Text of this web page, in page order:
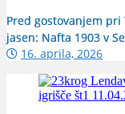
Pred gostovanjem pri
jasen: Nafta 1903 v
16. aprila, 2026